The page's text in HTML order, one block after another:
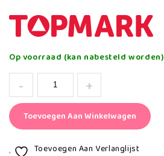
Op voorraad (kan nabesteld worden)
Toevoegen Aan Winkelwagen
Toevoegen Aan Verlanglijst